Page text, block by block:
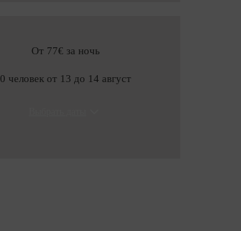
От 77€ за ночь
0 человек от 13 до 14 август